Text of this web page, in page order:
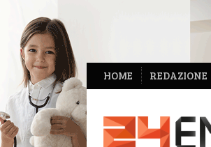
NAVIGAZIONE
SECONDARIA
HOME REDAZIONE